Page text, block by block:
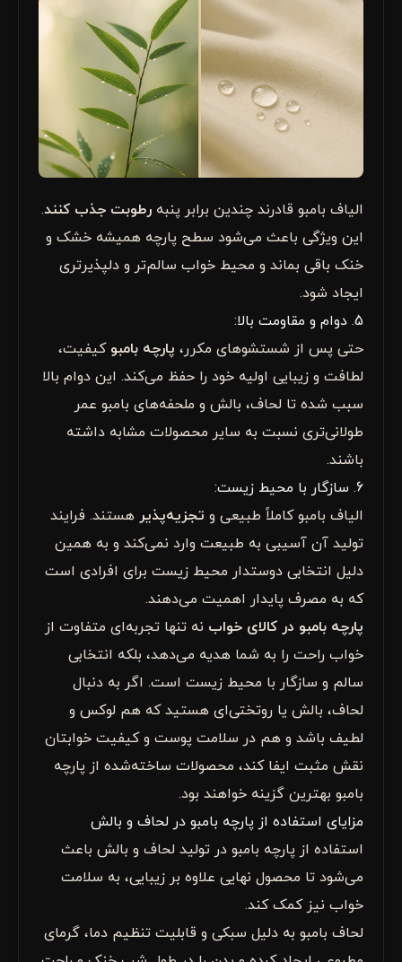
الیاف بامبو قادرند چندین برابر پنبه رطوبت جذب کنند.
این ویژگی باعث می‌شود سطح پارچه همیشه خشک و
خنک باقی بماند و محیط خواب سالم‌تر و دلپذیرتری
ایجاد شود.
5. دوام و مقاومت بالا:
حتی پس از شستشوهای مکرر، پارچه بامبو کیفیت،
لطافت و زیبایی اولیه خود را حفظ می‌کند. این دوام بالا
سبب شده تا لحاف، بالش و ملحفه‌های بامبو عمر
طولانی‌تری نسبت به سایر محصولات مشابه داشته
باشند.
6. سازگار با محیط زیست:
الیاف بامبو کاملاً طبیعی و تجزیه‌پذیر هستند. فرایند
تولید آن آسیبی به طبیعت وارد نمی‌کند و به همین
دلیل انتخابی دوستدار محیط زیست برای افرادی است
که به مصرف پایدار اهمیت می‌دهند.
پارچه بامبو در کالای خواب نه تنها تجربه‌ای متفاوت از
خواب راحت را به شما هدیه می‌دهد، بلکه انتخابی
سالم و سازگار با محیط زیست است. اگر به دنبال
لحاف، بالش یا روتختی‌ای هستید که هم لوکس و
لطیف باشد و هم در سلامت پوست و کیفیت خوابتان
نقش مثبت ایفا کند، محصولات ساخته‌شده از پارچه
بامبو بهترین گزینه خواهند بود.
مزایای استفاده از پارچه بامبو در لحاف و بالش
استفاده از پارچه بامبو در تولید لحاف و بالش باعث
می‌شود تا محصول نهایی علاوه بر زیبایی، به سلامت
خواب نیز کمک کند.
لحاف بامبو به دلیل سبکی و قابلیت تنظیم دما، گرمای